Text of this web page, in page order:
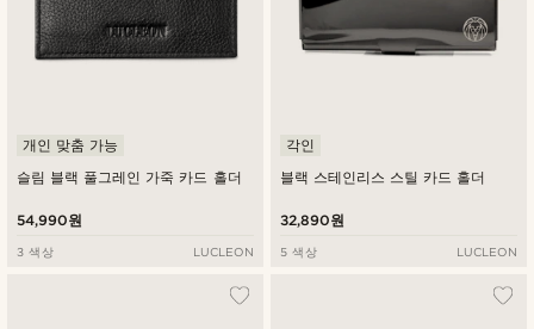
슬림 블랙 풀그레인 가죽 카드 홀더
개인 맞춤 가능
54,990원
3 색상 LUCLEON
블랙 스테인리스 스틸 카드 홀더
각인
32,890원
5 색상 LUCLEON